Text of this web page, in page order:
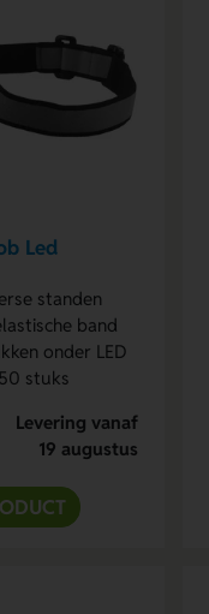
Led
standen
band
onder LED
stuks
Levering vanaf
19 augustus